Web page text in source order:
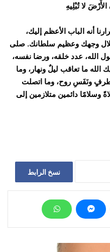
لا تُبْلِيهِ
أنه الباب الأعظم إليك،
وجهك وعظيم سلطانك. صلى
الله، عدد خلقه، ورضا نفسه،
ما تعاقب ليلٌ ونهار، وما
ونَفَسِ روح، وما اتصلت
وسلامًا دائمين متلازمين إلى
نسخ الرابط